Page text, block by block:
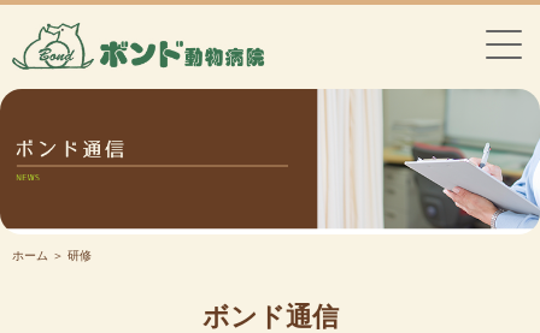
ホーム ＞ 研修
ボンド通信